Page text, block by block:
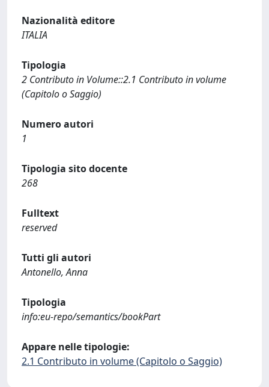
Nazionalità editore
ITALIA
Tipologia
2 Contributo in Volume::2.1 Contributo in volume
(Capitolo o Saggio)
Numero autori
1
Tipologia sito docente
268
Fulltext
reserved
Tutti gli autori
Antonello, Anna
Tipologia
info:eu-repo/semantics/bookPart
Appare nelle tipologie:
2.1 Contributo in volume (Capitolo o Saggio)